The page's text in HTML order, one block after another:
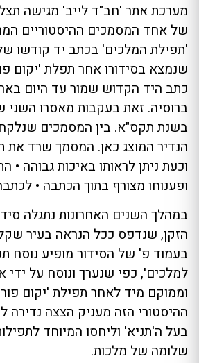
מערכת אתר 'חב"ד לייב' מגישה
של אחד המסמכים ההיסטוריים
'תפילת המלכים' בכתב יד קודשו
שנמצא בסידורו אחר תפלת 'יקום
כתב היד הקדוש שמור עד היום
ברוסיה. זאת בעקבות מאסרו השני
בשנת תקס"א. בין המסמכים
הנדיר המוצג כאן. המסמך שרד את
וכעת ניתן לראותו באיכות גבוהה •
ופענוחו מצורף בתוך הכתבה •
במהלך השנים האחרונות נתגלה
הזקן, שנדפס ככל הנראה בעיר
בעמוד פ' של הסידור מופיע נוסח
למלכים', כפי שנערך ונוסח על ידי
וממוקם מיד לאחר תפילת 'יקום
ההיסטורי הזה מעניק הצצה
בעל ה'תניא' וליחסו המיוחד
שלומה של מלכות.